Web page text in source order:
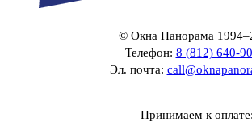
© Окна Панорама
Телефон: 8 (812) 640-
Эл. почта:
Принимаем к оплате: